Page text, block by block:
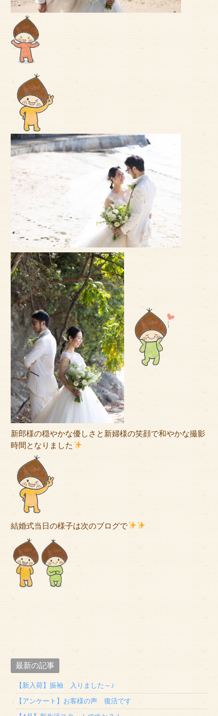
新郎様の穏やかな優しさと新婦様の笑顔で和やかな撮影
時間となりました
結婚式当日の様子は次のブログで
最新の記事
【新入荷】振袖 入りました～♪
【アンケート】お客様の声 復活です